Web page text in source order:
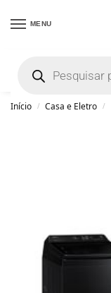
MENU
Início / Casa e Eletro /